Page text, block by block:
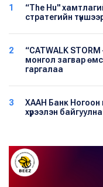
1
“The Hu"
стратегийн
2
“CATWALK
монгол загвар
гаргалаа
3
ХААН Банк Ногоон
хүрээлэн байгуулна